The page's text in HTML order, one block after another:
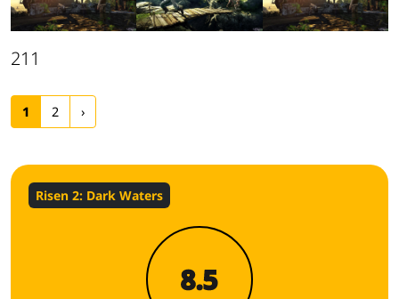
211
1 2 ›
Risen 2: Dark Waters
8.5